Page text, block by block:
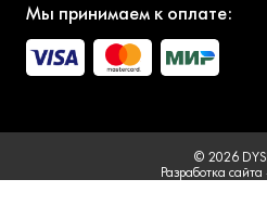
Мы принимаем к оплате:
© 2026
Разработка сайта